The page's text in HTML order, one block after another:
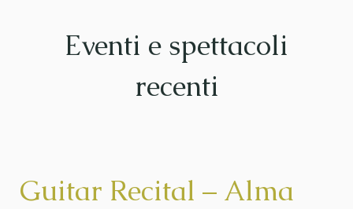
Eventi e spettacoli
recenti
Guitar Recital – Alma